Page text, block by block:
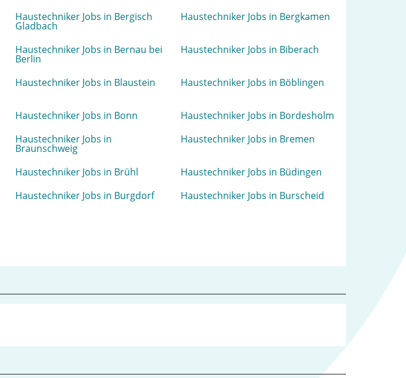
Haustechniker Jobs in Bergisch
Gladbach
Haustechniker Jobs in Bergkamen
Haustechniker Jobs in Bernau bei
Berlin
Haustechniker Jobs in Biberach
Haustechniker Jobs in Blaustein Haustechniker Jobs in Böblingen
Haustechniker Jobs in Bonn
Haustechniker Jobs in Bordesholm
Haustechniker Jobs in
Braunschweig
Haustechniker Jobs in Bremen
Haustechniker Jobs in Brühl
Haustechniker Jobs in Büdingen
Haustechniker Jobs in Burgdorf
Haustechniker Jobs in Burscheid